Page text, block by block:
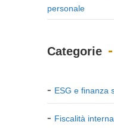
personale
Categorie
ESG e finanza
Fiscalità